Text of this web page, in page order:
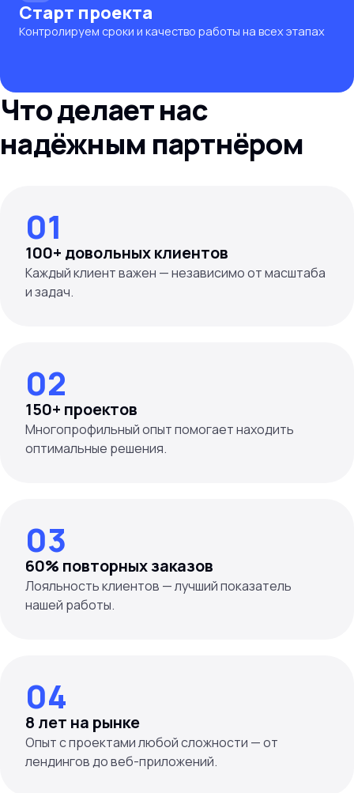
Старт проекта
Контролируем сроки и качество работы на всех этапах
Что делает нас
надёжным партнёром
01
100+ довольных клиентов
Каждый клиент важен — независимо от масштаба
02
150+ проектов
Многопрофильный опыт помогает находить
оптимальные решения.
03
60% повторных заказов
Лояльность клиентов — лучший показатель
04
8 лет на рынке
Опыт с проектами любой сложности — от
лендингов до веб-приложений.